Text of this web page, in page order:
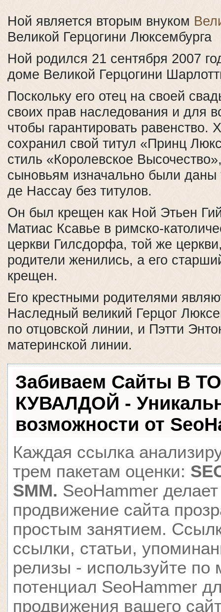
Ной является вторым внуком
Великой Герцогини Люксембурга
Ной родился 21 сентября 2007
доме Великой Герцогини
Поскольку его отец на своей
своих прав наследования и для
чтобы гарантировать равенство.
сохранил свой титул «Принц
стиль «Королевское
сыновьям изначально были
де Нассау без титулов.
Он был крещен как Ной Этьен
Матиас Ксавье в римско-
церкви Гилсдорфа, той же
родители женились, а его
крещен.
Его крестными родителями
Наследный великий Герцог
по отцовской линии, и Пэтти
материнской линии.
Забиваем Сайты В
КУВАЛДОЙ -
возможности от
Каждая ссылка
трем пакетам оценки:
SMM. SeoHammer делает
продвижение сайта
простым занятием.
ссылки, статьи,
релизы - используйте по
потенциал SeoHammer
продвижения вашего